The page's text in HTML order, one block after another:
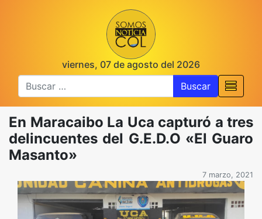
viernes, 07 de agosto del 2026
Buscar
En Maracaibo La Uca capturó a tres
delincuentes del G.E.D.O «El Guaro
Masanto»
7 marzo, 2021